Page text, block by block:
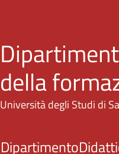
della
Università degli Studi di
Dipartimento